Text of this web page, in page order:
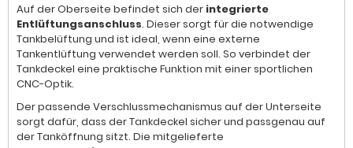
Auf der Oberseite befindet sich der integrierte
Entlüftungsanschluss. Dieser sorgt für die notwendige
Tankbelüftung und ist ideal, wenn eine externe
Tankentlüftung verwendet werden soll. So verbindet der
Tankdeckel eine praktische Funktion mit einer sportlichen
CNC-Optik.
Der passende Verschlussmechanismus auf der Unterseite
sorgt dafür, dass der Tankdeckel sicher und passgenau auf
der Tanköffnung sitzt. Die mitgelieferte